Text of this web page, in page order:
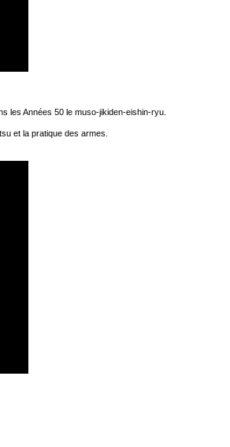
les Années 50 le muso-jikiden-eishin-ryu.
et la pratique des armes.